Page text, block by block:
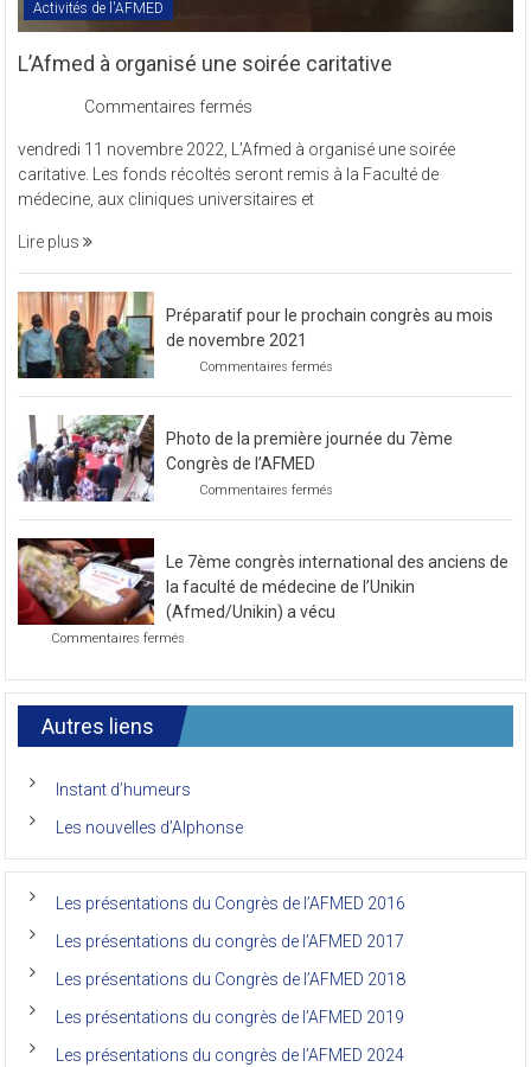
Activités de l'AFMED
L’Afmed à organisé une soirée caritative
Commentaires fermés
à
organisé
une
vendredi 11 novembre 2022, L’Afmed à organisé une soirée
caritative. Les fonds récoltés seront remis à la Faculté de
médecine, aux cliniques universitaires et
Lire plus
Préparatif pour le prochain congrès au mois
de novembre 2021
Commentaires fermés
prochain
de
2021
Photo de la première journée du 7ème
Congrès de l’AFMED
Commentaires fermés
première
journée
7ème
l’AFMED
Le 7ème congrès international des anciens de
la faculté de médecine de l’Unikin
(Afmed/Unikin) a vécu
Commentaires fermés
congrès
international
anciens
la
de
de
(Afmed/Unikin)
vécu
Autres liens
Instant d’humeurs
Les nouvelles d’Alphonse
Les présentations du Congrès de l’AFMED 2016
Les présentations du congrès de l’AFMED 2017
Les présentations du Congrès de l’AFMED 2018
Les présentations du congrès de l’AFMED 2019
Les présentations du congrès de l’AFMED 2024